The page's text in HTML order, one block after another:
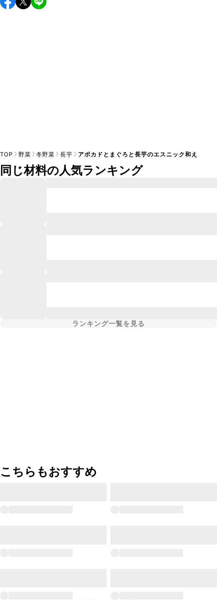
し上がりください。
TOP 野菜 冬野菜 長芋 アボカドとまぐろと長芋のエスニック和え
同じ材料の人気ランキング
ランキング一覧を見る
こちらもおすすめ